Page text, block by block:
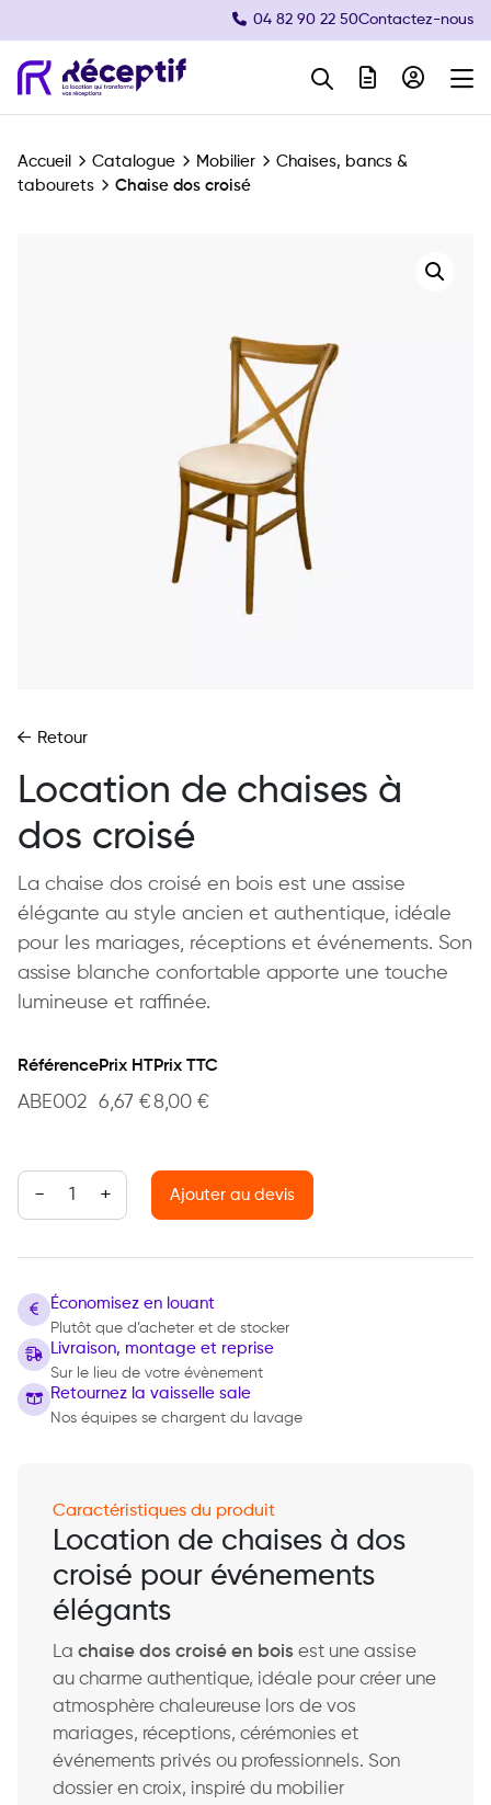
04 82 90 22 50Contactez-nous
Navigation principale
Accueil Catalogue Mobilier
Chaises, bancs &
tabourets
Chaise dos croisé
Retour
Location de chaises à
dos croisé
La chaise dos croisé en bois est une assise
élégante au style ancien et authentique, idéale
pour les mariages, réceptions et événements. Son
assise blanche confortable apporte une touche
lumineuse et raffinée.
Référence
ABE002
Prix HT
6,67 €
Prix TTC
8,00 €
quantité de Chaise dos croisé
Ajouter au devis
Économisez en louant
Plutôt que d’acheter et de stocker
Livraison, montage et reprise
Sur le lieu de votre évènement
Retournez la vaisselle sale
Nos équipes se chargent du lavage
Caractéristiques du produit
Location de chaises à dos
croisé pour événements
élégants
La chaise dos croisé en bois est une assise
au charme authentique, idéale pour créer une
atmosphère chaleureuse lors de vos
mariages, réceptions, cérémonies et
événements privés ou professionnels. Son
dossier en croix, inspiré du mobilier